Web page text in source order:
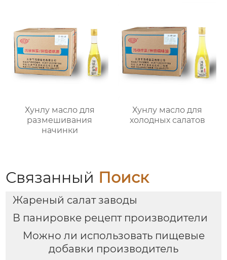
Хунлу масло для
размешивания
начинки
Хунлу масло для
холодных салатов
Связанный Поиск
Жареный салат заводы
В панировке рецепт производители
Можно ли использовать пищевые
добавки производитель